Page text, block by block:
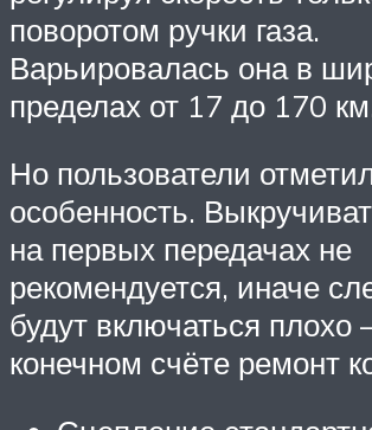
поворотом ручки газа.
Варьировалась она в
пределах от 17 до 170
Но пользователи
особенность.
на первых передачах не
рекомендуется, иначе
будут включаться плохо
конечном счёте ремонт